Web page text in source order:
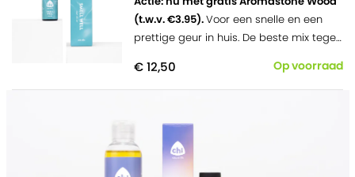
(t.w.v. €3.95).Voor een snelle en een
prettige geur in huis. De beste mix tegen
€ 12,50 Op voorraad